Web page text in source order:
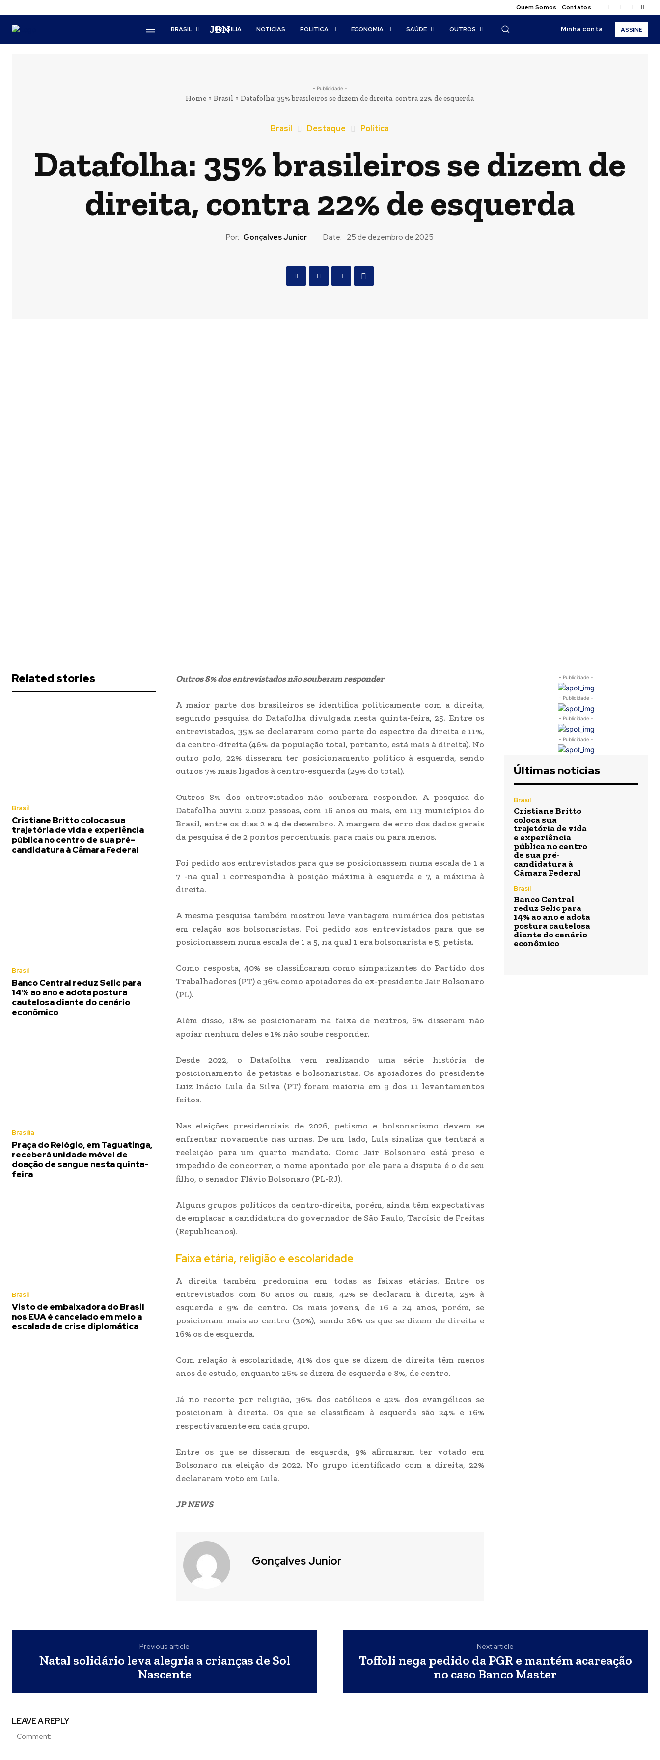
Quem Somos Contatos
JBN
BRASIL BRASÍLIA NOTICIAS POLÍTICA ECONOMIA SAÚDE OUTROS Minha conta ASSINE
- Publicidade -
Home Brasil Datafolha: 35% brasileiros se dizem de direita, contra 22% de esquerda
Brasil Destaque Política
Datafolha: 35% brasileiros se dizem de
direita, contra 22% de esquerda
Por: Gonçalves Junior Date: 25 de dezembro de 2025
Related stories
Brasil
Cristiane Britto coloca sua
trajetória de vida e experiência
pública no centro de sua pré-
candidatura à Câmara Federal
Brasil
Banco Central reduz Selic para
14% ao ano e adota postura
cautelosa diante do cenário
econômico
Brasília
Praça do Relógio, em Taguatinga,
receberá unidade móvel de
doação de sangue nesta quinta-
feira
Brasil
Visto de embaixadora do Brasil
nos EUA é cancelado em meio a
escalada de crise diplomática
Outros 8% dos entrevistados não souberam responder
A maior parte dos brasileiros se identifica politicamente com a direita,
segundo pesquisa do Datafolha divulgada nesta quinta-feira, 25. Entre os
entrevistados, 35% se declararam como parte do espectro da direita e 11%,
da centro-direita (46% da população total, portanto, está mais à direita). No
outro polo, 22% disseram ter posicionamento político à esquerda, sendo
outros 7% mais ligados à centro-esquerda (29% do total).
Outros 8% dos entrevistados não souberam responder. A pesquisa do
Datafolha ouviu 2.002 pessoas, com 16 anos ou mais, em 113 municípios do
Brasil, entre os dias 2 e 4 de dezembro. A margem de erro dos dados gerais
da pesquisa é de 2 pontos percentuais, para mais ou para menos.
Foi pedido aos entrevistados para que se posicionassem numa escala de 1 a
7 -na qual 1 correspondia à posição máxima à esquerda e 7, a máxima à
direita.
A mesma pesquisa também mostrou leve vantagem numérica dos petistas
em relação aos bolsonaristas. Foi pedido aos entrevistados para que se
posicionassem numa escala de 1 a 5, na qual 1 era bolsonarista e 5, petista.
Como resposta, 40% se classificaram como simpatizantes do Partido dos
Trabalhadores (PT) e 36% como apoiadores do ex-presidente Jair Bolsonaro
(PL).
Além disso, 18% se posicionaram na faixa de neutros, 6% disseram não
apoiar nenhum deles e 1% não soube responder.
Desde 2022, o Datafolha vem realizando uma série história de
posicionamento de petistas e bolsonaristas. Os apoiadores do presidente
Luiz Inácio Lula da Silva (PT) foram maioria em 9 dos 11 levantamentos
feitos.
Nas eleições presidenciais de 2026, petismo e bolsonarismo devem se
enfrentar novamente nas urnas. De um lado, Lula sinaliza que tentará a
reeleição para um quarto mandato. Como Jair Bolsonaro está preso e
impedido de concorrer, o nome apontado por ele para a disputa é o de seu
filho, o senador Flávio Bolsonaro (PL-RJ).
Alguns grupos políticos da centro-direita, porém, ainda têm expectativas
de emplacar a candidatura do governador de São Paulo, Tarcísio de Freitas
(Republicanos).
Faixa etária, religião e escolaridade
A direita também predomina em todas as faixas etárias. Entre os
entrevistados com 60 anos ou mais, 42% se declaram à direita, 25% à
esquerda e 9% de centro. Os mais jovens, de 16 a 24 anos, porém, se
posicionam mais ao centro (30%), sendo 26% os que se dizem de direita e
16% os de esquerda.
Com relação à escolaridade, 41% dos que se dizem de direita têm menos
anos de estudo, enquanto 26% se dizem de esquerda e 8%, de centro.
Já no recorte por religião, 36% dos católicos e 42% dos evangélicos se
posicionam à direita. Os que se classificam à esquerda são 24% e 16%
respectivamente em cada grupo.
Entre os que se disseram de esquerda, 9% afirmaram ter votado em
Bolsonaro na eleição de 2022. No grupo identificado com a direita, 22%
declararam voto em Lula.
JP NEWS
Gonçalves Junior
- Publicidade -
- Publicidade -
- Publicidade -
- Publicidade -
Últimas notícias
Brasil
Cristiane Britto
coloca sua
trajetória de vida
e experiência
pública no centro
de sua pré-
candidatura à
Câmara Federal
Brasil
Banco Central
reduz Selic para
14% ao ano e adota
postura cautelosa
diante do cenário
econômico
Previous article
Natal solidário leva alegria a crianças de Sol
Nascente
Next article
Toffoli nega pedido da PGR e mantém acareação
no caso Banco Master
LEAVE A REPLY